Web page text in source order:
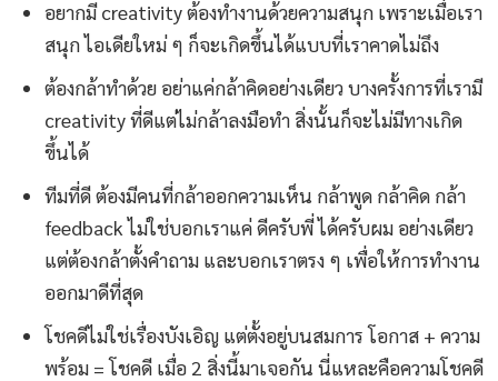
อยากมี creativity ต้องทำงานด้วยความสนุก เพราะเมื่อเรา
สนุก ไอเดียใหม่ ๆ ก็จะเกิดขึ้นได้แบบที่เราคาดไม่ถึง
ต้องกล้าทำด้วย อย่าแค่กล้าคิดอย่างเดียว บางครั้งการที่เรามี
creativity ที่ดีแต่ไม่กล้าลงมือทำ สิ่งนั้นก็จะไม่มีทางเกิด
ขึ้นได้
ทีมที่ดี ต้องมีคนที่กล้าออกความเห็น กล้าพูด กล้าคิด กล้า
feedback ไม่ใช่บอกเราแค่ ดีครับพี่ ได้ครับผม อย่างเดียว
แต่ต้องกล้าตั้งคำถาม และบอกเราตรง ๆ เพื่อให้การทำงาน
ออกมาดีที่สุด
โชคดีไม่ใช่เรื่องบังเอิญ แต่ตั้งอยู่บนสมการ โอกาส + ความ
พร้อม = โชคดี เมื่อ 2 สิ่งนี้มาเจอกัน นี่แหละคือความโชคดี